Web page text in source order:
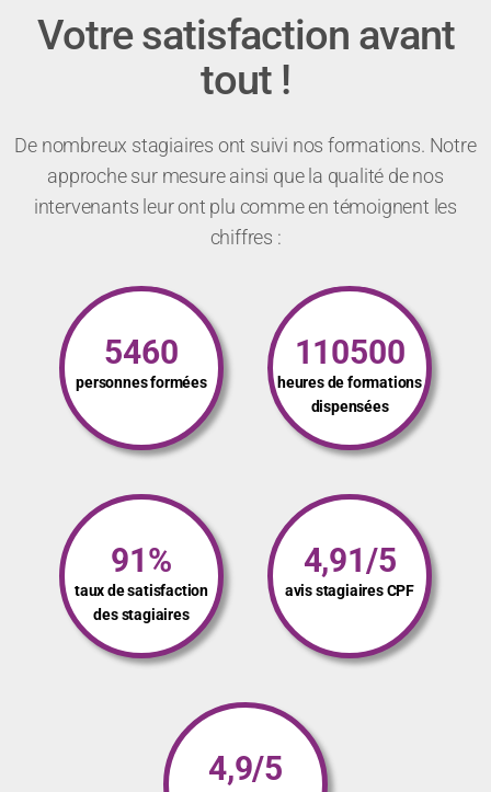
Votre satisfaction avant
tout !
De nombreux stagiaires ont suivi nos formations. Notre
approche sur mesure ainsi que la qualité de nos
intervenants leur ont plu comme en témoignent les
chiffres :
5460
personnes formées
110500
heures de formations
dispensées
91%
taux de satisfaction
des stagiaires
4,91/5
avis stagiaires CPF
4,9/5